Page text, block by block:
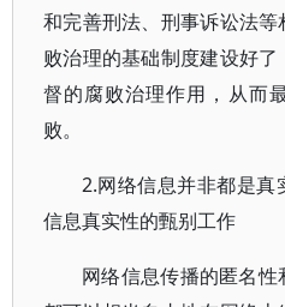
和完善刑法、刑事诉讼法
败治理的基础制度建设好
督的腐败治理作用，从而
败。
2.网络信息并非都是真
信息真实性的甄别工作
网络信息传播的匿名